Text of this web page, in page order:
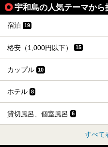
宇和島の人気テーマから
宿泊 19
格安（1,000円以下） 15
カップル 10
ホテル 8
貸切風呂、個室風呂 6
すべて